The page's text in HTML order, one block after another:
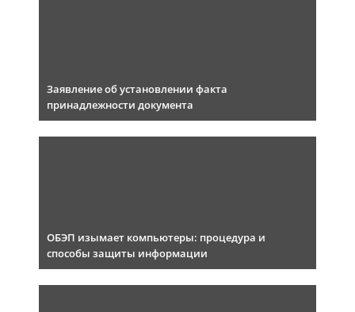
Заявление об установлении факта
принадлежности документа
ОБЭП изымает компьютеры: процедура и
способы защиты информации